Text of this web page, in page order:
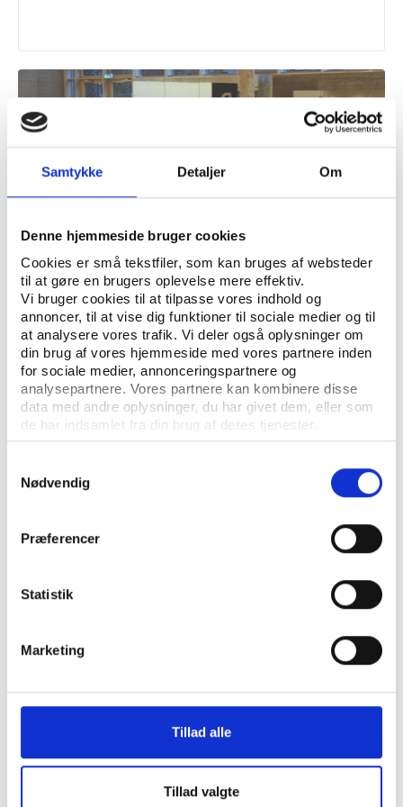
Samtykke Detaljer Om
Denne hjemmeside bruger cookies
Cookies er små tekstfiler, som kan bruges af websteder
til at gøre en brugers oplevelse mere effektiv.
Vi bruger cookies til at tilpasse vores indhold og
annoncer, til at vise dig funktioner til sociale medier og til
at analysere vores trafik. Vi deler også oplysninger om
din brug af vores hjemmeside med vores partnere inden
for sociale medier, annonceringspartnere og
analysepartnere. Vores partnere kan kombinere disse
data med andre oplysninger, du har givet dem, eller som
de har indsamlet fra din brug af deres tjenester.
Nødvendig
Præferencer
Statistik
Marketing
Tillad alle
Tillad valgte
Idan UDGIVELSE JULI 2015
Analyse af idræts- og bevægelsesfaciliteter i
Gladsaxe Kommune. Rapport
Idan UDGIVELSE JULI 2015